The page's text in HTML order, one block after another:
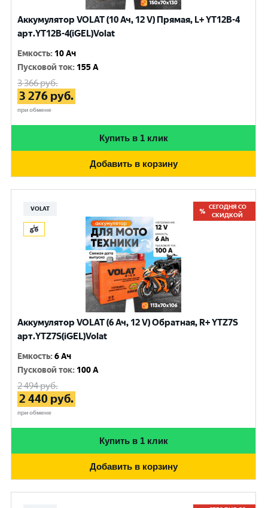
Аккумулятор VOLAT (10 Ач, 12 V) Прямая, L+ YT12B-4
арт.YT12B-4(iGEL)Volat
Емкость: 10 Ач
Пусковой ток: 155 A
3 366руб.
3 276 руб.
при обмене
Купить в 1 клик
Добавить в корзину
VOLAT
СЕГОДНЯ СО
СКИДКОЙ
Аккумулятор VOLAT (6 Ач, 12 V) Обратная, R+ YTZ7S
арт.YTZ7S(iGEL)Volat
Емкость:6 Ач
Пусковой ток: 100 A
2 494руб.
2 440 руб.
при обмене
Купить в 1 клик
Добавить в корзину